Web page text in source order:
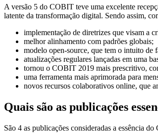
A versão 5 do COBIT teve uma excelente
latente da transformação digital. Sendo assim,
implementação de diretrizes que visam a
melhor alinhamento com padrões globais;
modelo open-source, que tem o intuito de
atualizações regulares lançadas em uma
tornou o COBIT 2019 mais prescritivo,
uma ferramenta mais aprimorada para
novos recursos colaborativos online, que
Quais são as publicações
São 4 as publicações consideradas a essência